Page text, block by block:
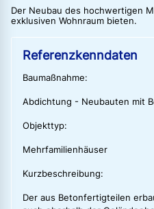
Der Neubau des hochwertigen
exklusiven Wohnraum bieten.
Referenzkenndaten
Baumaßnahme:
Abdichtung - Neubauten mit
Objekttyp:
Mehrfamilienhäuser
Kurzbeschreibung:
Der aus Betonfertigteilen